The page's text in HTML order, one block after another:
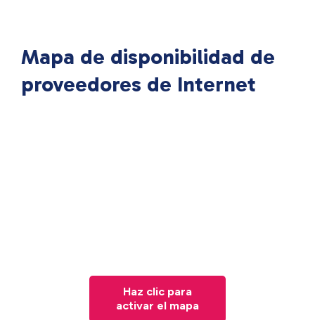
Mapa de disponibilidad de
proveedores de Internet
Haz clic para
activar el mapa